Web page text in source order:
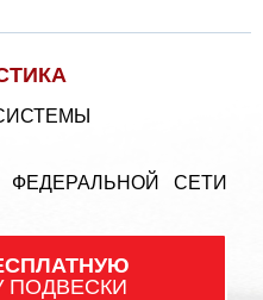
СЕТИ
ПОДВЕСКИ